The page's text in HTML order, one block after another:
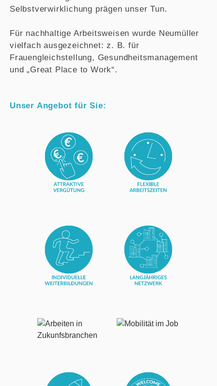
Selbstverwirklichung prägen unser Tun.
Für nachhaltige Arbeitsweisen wurde Neumüller
vielfach ausgezeichnet: z. B. für
Frauengleichstellung, Gesundheitsmanagement
und „Great Place to Work“.
Unser Angebot für Sie: